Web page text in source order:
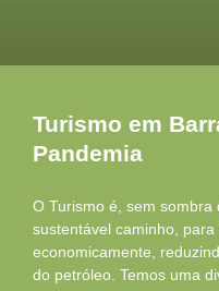
Turismo em
Pandemia
O Turismo é, sem
sustentável caminho,
economicamente,
do petróleo. Temos uma